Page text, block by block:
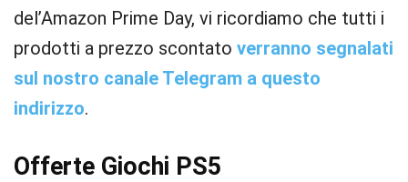
del’Amazon Prime Day, vi ricordiamo che tutti i
prodotti a prezzo scontato verranno segnalati
sul nostro canale Telegram a questo
indirizzo.
Offerte Giochi PS5